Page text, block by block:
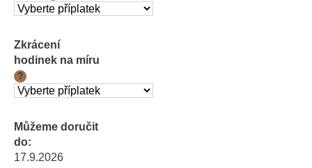
Zkrácení
hodinek na míru
?
Můžeme doručit
do:
17.9.2026